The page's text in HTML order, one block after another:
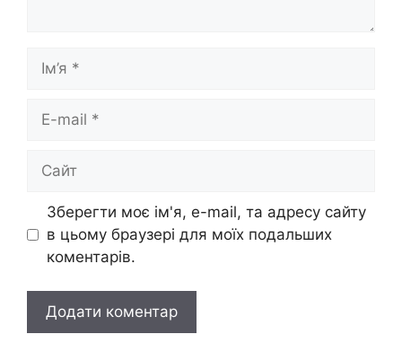
mail
Зберегти моє ім'я, e-mail, та адресу сайту
в цьому браузері для моїх подальших
коментарів.